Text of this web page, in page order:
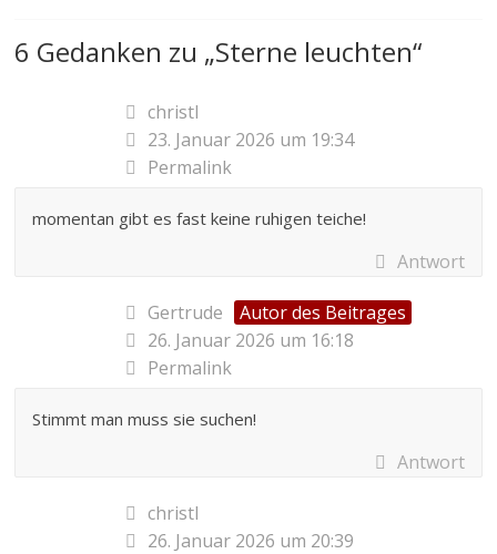
6 Gedanken zu „Sterne leuchten“
christl
23. Januar 2026 um 19:34
Permalink
momentan gibt es fast keine ruhigen teiche!
Antwort
Gertrude
Autor des Beitrages
26. Januar 2026 um 16:18
Permalink
Stimmt man muss sie suchen!
Antwort
christl
26. Januar 2026 um 20:39